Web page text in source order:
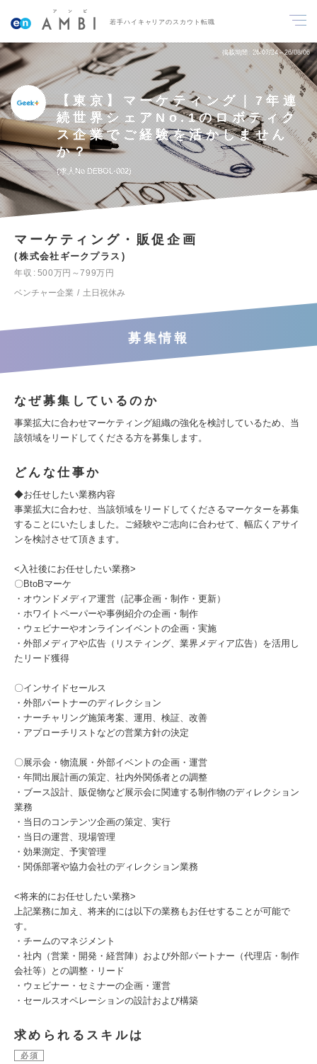
若手ハイキャリアのスカウト転職
掲載期間 26/07/24～26/08/06
【東京】マーケティング｜7年連
続世界シェアNo.1のロボティク
ス企業でご経験を活かしません
か？
求人No.DEBOL-002
マーケティング・販促企画
株式会社ギークプラス
年収
500万円～799万円
ベンチャー企業
土日祝休み
募集情報
なぜ募集しているのか
事業拡大に合わせマーケティング組織の強化を検討しているため、当
該領域をリードしてくださる方を募集します。
どんな仕事か
◆お任せしたい業務内容
事業拡大に合わせ、当該領域をリードしてくださるマーケターを募集
することにいたしました。ご経験やご志向に合わせて、幅広くアサイ
ンを検討させて頂きます。
<入社後にお任せしたい業務>
〇BtoBマーケ
・オウンドメディア運営（記事企画・制作・更新）
・ホワイトペーパーや事例紹介の企画・制作
・ウェビナーやオンラインイベントの企画・実施
・外部メディアや広告（リスティング、業界メディア広告）を活用し
たリード獲得
〇インサイドセールス
・外部パートナーのディレクション
・ナーチャリング施策考案、運用、検証、改善
・アプローチリストなどの営業方針の決定
〇展示会・物流展・外部イベントの企画・運営
・年間出展計画の策定、社内外関係者との調整
・ブース設計、販促物など展示会に関連する制作物のディレクション
業務
・当日のコンテンツ企画の策定、実行
・当日の運営、現場管理
・効果測定、予実管理
・関係部署や協力会社のディレクション業務
<将来的にお任せしたい業務>
上記業務に加え、将来的には以下の業務もお任せすることが可能で
す。
・チームのマネジメント
・社内（営業・開発・経営陣）および外部パートナー（代理店・制作
会社等）との調整・リード
・ウェビナー・セミナーの企画・運営
・セールスオペレーションの設計および構築
求められるスキルは
必須